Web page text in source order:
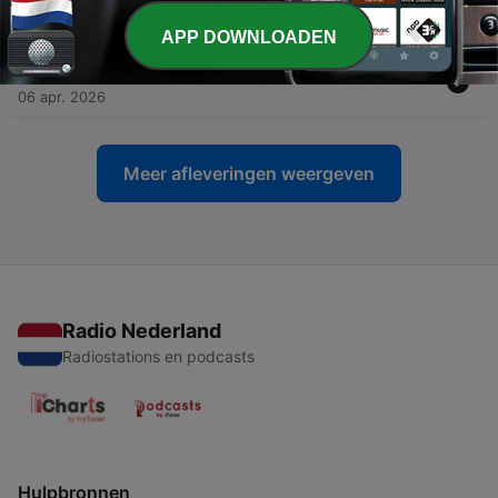
13 apr. 2026
221 - #220 Daten vanuit kracht vs daten vanuit angst
06 apr. 2026
Meer afleveringen weergeven
Radio Nederland
Radiostations en podcasts
Hulpbronnen
APP DOWNLOADEN